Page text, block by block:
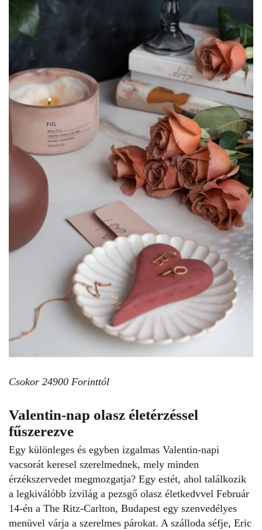
Csokor 24900 Forinttól
Valentin-nap olasz életérzéssel
fűszerezve
Egy különleges és egyben izgalmas Valentin-napi
vacsorát keresel szerelmednek, mely minden
érzékszervedet megmozgatja? Egy estét, ahol találkozik
a legkiválóbb ízvilág a pezsgő olasz életkedvvel Február
14-én a The Ritz-Carlton, Budapest egy szenvedélyes
menüvel várja a szerelmes párokat. A szálloda séfje, Eric